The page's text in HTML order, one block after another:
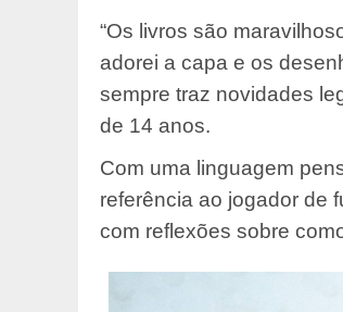
“Os livros são
adorei a capa e os
sempre traz novidades
de 14 anos.
Com uma linguagem
referência ao jogador de
com reflexões sobre